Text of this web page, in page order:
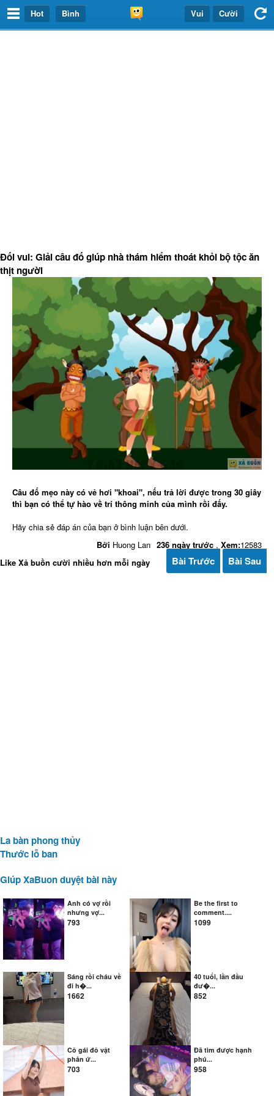
Hot Bình Cười
Vui
Đối vui: Giải câu đố giúp nhà thám hiểm thoát khỏi bộ tộc ăn
thịt người
Câu đố mẹo này có vẻ hơi "khoai", nếu trả lời được trong 30 giây
thì bạn có thể tự hào về trí thông minh của mình rồi đấy.
Hãy chia sẻ đáp án của bạn ở bình luận bên dưới.
▶
▶
236 ngày trước , Xem:12583
Bởi Huong Lan
Bài Trước Bài Sau
Like Xả buồn cười nhiều hơn mỗi ngày
La bàn phong thủy
Thước lỗ ban
Giúp XaBuon duyệt bài này
Anh có vợ rồi
nhưng vợ...
793
Be the first to
comment....
1099
Sáng rồi cháu về
đi h�...
1662
40 tuổi, lần đầu
đư�...
852
Cô gái đô vật
phản ứ...
703
Đã tìm được hạnh
phú...
958